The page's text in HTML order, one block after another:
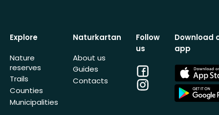
Explore
Nature
reserves
Trails
Counties
Municipalities
Naturkartan
About us
Guides
Contacts
Follow
us
Facebook
Instagram
Download
app
App
Store
App
Store